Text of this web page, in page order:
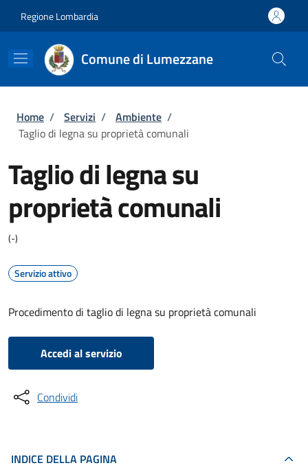
Regione Lombardia
Comune di Lumezzane
Briciole di pane
Home / Servizi / Ambiente /
Taglio di legna su proprietà comunali
Taglio di legna su
proprietà comunali
(-)
Servizio attivo
Procedimento di taglio di legna su proprietà comunali
Accedi al servizio
Condividi
INDICE DELLA PAGINA